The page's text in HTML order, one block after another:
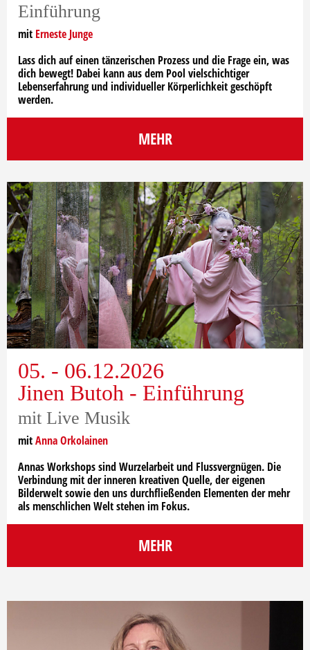
Einführung
mit Erneste Junge
Lass dich auf einen tänzerischen Prozess und die Frage ein, was
dich bewegt! Dabei kann aus dem Pool vielschichtiger
Lebenserfahrung und individueller Körperlichkeit geschöpft
werden.
MEHR
05. - 06.12.2026
Jinen Butoh - Einführung
mit Live Musik
mitAnna Orkolainen
Annas Workshops sind Wurzelarbeit und Flussvergnügen. Die
Verbindung mit der inneren kreativen Quelle, der eigenen
Bilderwelt sowie den uns durchfließenden Elementen der mehr
als menschlichen Welt stehen im Fokus.
MEHR